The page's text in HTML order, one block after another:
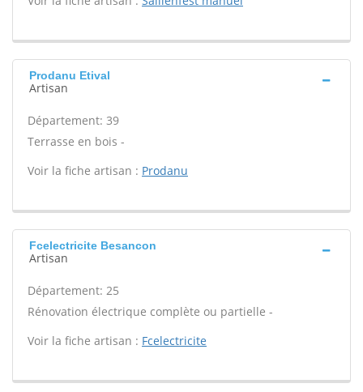
Prodanu Etival
Artisan
Département: 39
Terrasse en bois -
Voir la fiche artisan : Prodanu
Fcelectricite Besancon
Artisan
Département: 25
Rénovation électrique complète ou partielle -
Voir la fiche artisan : Fcelectricite